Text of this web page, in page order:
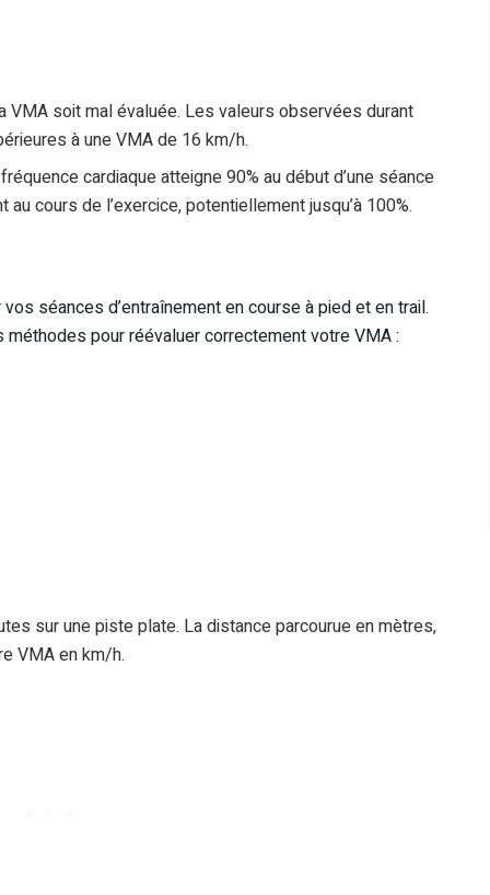
VMA soit mal évaluée. Les valeurs observées durant
à une VMA de 16 km/h.
cardiaque atteigne 90% au début d’une séance
cours de l’exercice, potentiellement jusqu’à 100%.
séances d’entraînement en course à pied et en trail.
pour réévaluer correctement votre VMA :
sur une piste plate. La distance parcourue en mètres,
VMA en km/h.